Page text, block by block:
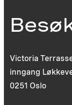
Victoria
inngang
0251 Oslo